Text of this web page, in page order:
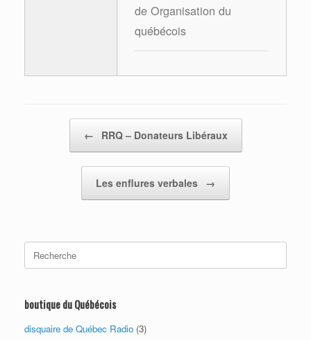
de Organisation du
québécois
← RRQ – Donateurs Libéraux
Les enflures verbales →
for:
boutique du Québécois
disquaire de Québec Radio (3)